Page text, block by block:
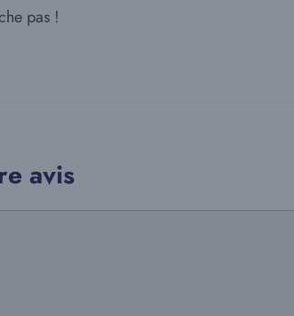
pas !
avis